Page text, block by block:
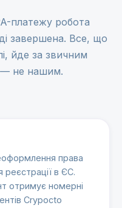
платежу робота
завершена. Все, що
йде за звичним
— не нашим.
права
реєстрації в ЄС.
отримує номерні
Crypocto